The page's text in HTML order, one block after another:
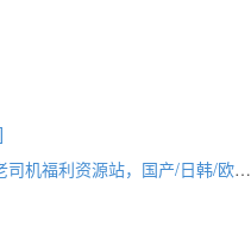
爱豆研究所，全球最新最全的精品老司机福利资源站，国产/日韩/欧美/动漫里番/直播/黑料吃瓜应有尽有